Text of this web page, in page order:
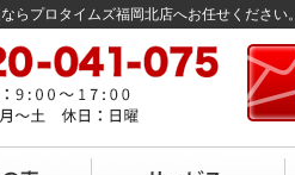
らプロタイムズ福岡北店へお任せください。